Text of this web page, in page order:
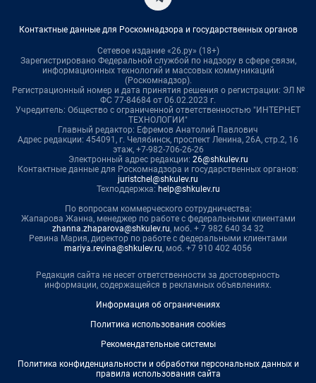
Контактные данные для Роскомнадзора и государственных органов
Сетевое издание «26.ру» (18+)
Зарегистрировано Федеральной службой по надзору в сфере связи,
информационных технологий и массовых коммуникаций
(Роскомнадзор).
Регистрационный номер и дата принятия решения о регистрации: ЭЛ №
ФС 77-84684 от 06.02.2023 г.
Учредитель: Общество с ограниченной ответственностью "ИНТЕРНЕТ
ТЕХНОЛОГИИ"
Главный редактор: Ефремов Анатолий Павлович
Адрес редакции: 454091, г. Челябинск, проспект Ленина, 26А, стр.2, 16
этаж, +7-982-706-26-26
Электронный адрес редакции: 26@shkulev.ru
Контактные данные для Роскомнадзора и государственных органов:
juristchel@shkulev.ru
Техподдержка: help@shkulev.ru
По вопросам коммерческого сотрудничества:
Жапарова Жанна, менеджер по работе с федеральными клиентами
zhanna.zhaparova@shkulev.ru, моб. + 7 982 640 34 32
Ревина Мария, директор по работе с федеральными клиентами
mariya.revina@shkulev.ru, моб. +7 910 402 4056
Редакция сайта не несет ответственности за достоверность
информации, содержащейся в рекламных объявлениях.
Информация об ограничениях
Политика использования cookies
Рекомендательные системы
Политика конфиденциальности и обработки персональных данных и
правила использования сайта